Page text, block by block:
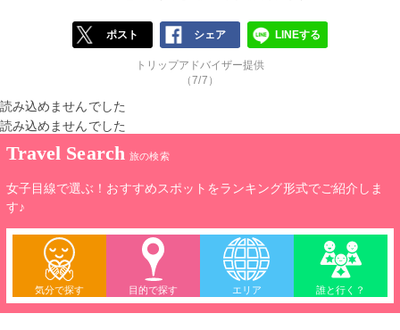
ポスト シェア LINEする
トリップアドバイザー提供
（7/7）
読み込めませんでした
読み込めませんでした
Travel Search 旅の検索
女子目線で選ぶ！おすすめスポットをランキング形式でご紹介しま
す♪
気分で探す 目的で探す エリア 誰と行く？